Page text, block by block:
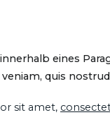
eines
quis
sit amet,